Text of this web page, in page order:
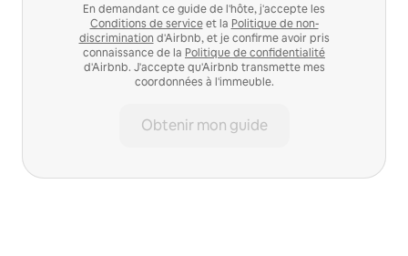
En demandant ce guide de l'hôte, j'accepte les
Conditions de serviceet la Politique de non-
discrimination d'Airbnb, et je confirme avoir pris
connaissance de la Politique de confidentialité
d'Airbnb. J'accepte qu'Airbnb transmette mes
coordonnées à l'immeuble.
Obtenir mon guide